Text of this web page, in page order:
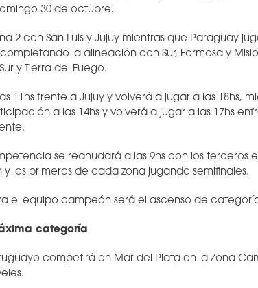
30 de octubre.
2 con San Luis y Jujuy mientras que Paraguay
la alineación con Sur, Formosa y
y Tierra del Fuego.
11hs frente a Jujuy y volverá a jugar a las 18hs,
a las 14hs y volverá a jugar a las 17hs
se reanudará a las 9hs con los terceros
y los primeros de cada zona jugando semifinales.
el equipo campeón será el ascenso de
categoría
competirá en Mar del Plata en la Zona